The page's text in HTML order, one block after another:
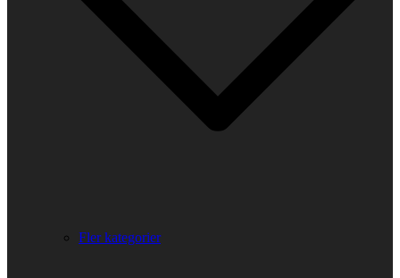
Fler kategorier